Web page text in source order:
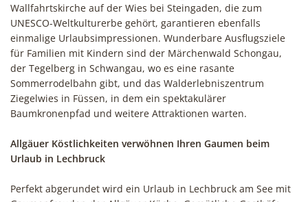
Wallfahrtskirche auf der Wies bei Steingaden, die zum
UNESCO-Weltkulturerbe gehört, garantieren ebenfalls
einmalige Urlaubsimpressionen. Wunderbare Ausflugsziele
für Familien mit Kindern sind der Märchenwald Schongau,
der Tegelberg in Schwangau, wo es eine rasante
Sommerrodelbahn gibt, und das Walderlebniszentrum
Ziegelwies in Füssen, in dem ein spektakulärer
Baumkronenpfad und weitere Attraktionen warten.
Allgäuer Köstlichkeiten verwöhnen Ihren Gaumen beim
Urlaub in Lechbruck
Perfekt abgerundet wird ein Urlaub in Lechbruck am See mit